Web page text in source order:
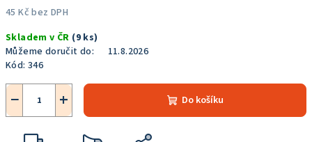
45 Kč bez DPH
cena:
Skladem v ČR (9 ks)
Můžeme doručit do:
11.8.2026
Kód: 346
+
− Do košíku